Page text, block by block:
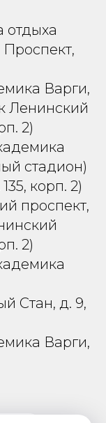
отдыха
Варги,
Ленинский
2)
стадион)
корп. 2)
проспект,
2)
Стан, д. 9,
Варги,